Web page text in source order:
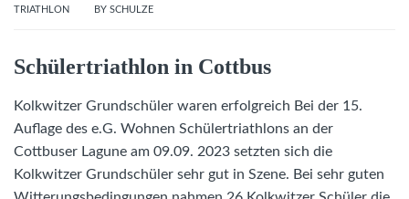
TRIATHLON BY SCHULZE
Schülertriathlon in Cottbus
Kolkwitzer Grundschüler waren erfolgreich Bei der 15.
Auflage des e.G. Wohnen Schülertriathlons an der
Cottbuser Lagune am 09.09. 2023 setzten sich die
Kolkwitzer Grundschüler sehr gut in Szene. Bei sehr guten